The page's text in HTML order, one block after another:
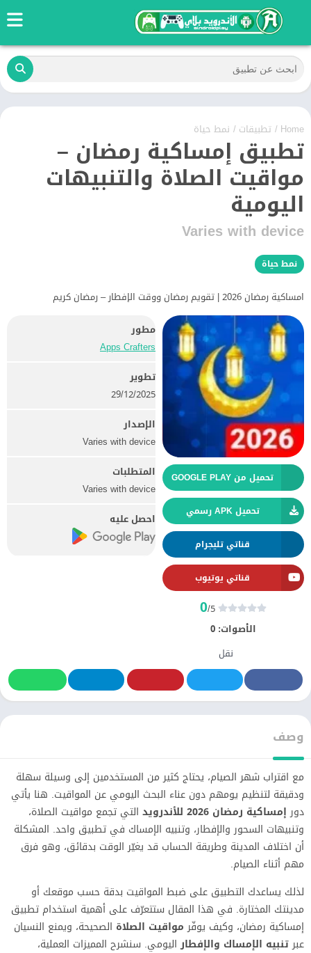
Home
/ تطبيقات / نمط حياة
تطبيق إمساكية رمضان –
مواقيت الصلاة والتنبيهات
اليومية
Varies with device
نمط حياة
امساكية رمضان 2026 | تقويم رمضان ووقت الإفطار – رمضان كريم
تحميل من GOOGLE PLAY
تحميل APK رسمي
قناتي تليجرام
قناتي يوتيوب
0/5
الأصوات: 0
نقل
مطور
Apps Crafters
تطوير
29/12/2025
الإصدار
Varies with device
المتطلبات
Varies with device
احصل عليه
وصف
مع اقتراب شهر الصيام، يحتاج كثير من المستخدمين إلى وسيلة سهلة
ودقيقة لتنظيم يومهم دون عناء البحث اليومي عن المواقيت. هنا يأتي
دورإمساكية رمضان 2026 للأندرويد
التي تجمع مواقيت الصلاة،
وتنبيهات السحور والإفطار، وتنبيه الإمساك في تطبيق واحد. المشكلة
أن اختلاف المدينة وطريقة الحساب قد يغيّر الوقت بدقائق، وهو فرق
مهم أثناء الصيام.
لذلك يساعدك التطبيق على ضبط المواقيت بدقة حسب موقعك أو
مدينتك المختارة. في هذا المقال ستتعرّف على أهمية استخدام تطبيق
إمساكية رمضان، وكيف يوفّرمواقيت الصلاة الصحيحة، ويمنع النسيان
عبرتنبيه الإمساك والإفطاراليومي. سنشرح المميزات العملية،